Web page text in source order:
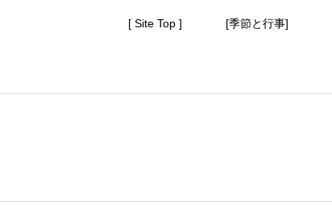
[ Site Top ] [季節と行事]